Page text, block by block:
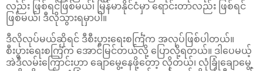
လည်း ဖြစ်ရင်ဖြစ်မယ်၊ မြန်မာနိုင်ငံမှာ ရောင်းတာလည်း ဖြစ်ရင်
ဖြစ်မယ်၊ ဒီလိုသွားရမှာပါ။
ဒီလိုလုပ်မယ်ဆိုရင် ဒီစီးပွားရေးစင်္ကြံက အလုပ်ဖြစ်ပါတယ်။
စီးပွားရေးစင်္ကြံက အောင်မြင်တယ်လို့ ပြောလို့ရတယ်။ ဒါပေမယ့်
အဲဒီလမ်းကြောင်းဟာ ချောမွေ့နေဖို့တော့ လိုတယ်၊ လုံခြုံချောမွေ့